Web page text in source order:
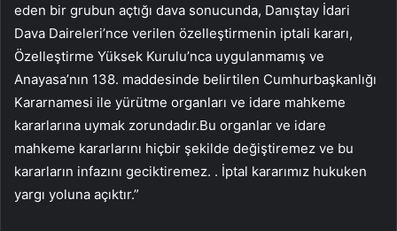
eden bir grubun açtığı dava sonucunda, Danıştay İdari
Dava Daireleri’nce verilen özelleştirmenin iptali kararı,
Özelleştirme Yüksek Kurulu’nca uygulanmamış ve
Anayasa’nın 138. maddesinde belirtilen Cumhurbaşkanlığı
Kararnamesi ile yürütme organları ve idare mahkeme
kararlarına uymak zorundadır.Bu organlar ve idare
mahkeme kararlarını hiçbir şekilde değiştiremez ve bu
kararların infazını geciktiremez. . İptal kararımız hukuken
yargı yoluna açıktır.”